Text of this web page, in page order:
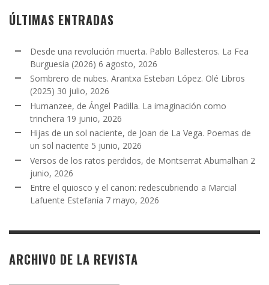
ÚLTIMAS ENTRADAS
Desde una revolución muerta. Pablo Ballesteros. La Fea
Burguesía (2026) 6 agosto, 2026
Sombrero de nubes. Arantxa Esteban López. Olé Libros
(2025) 30 julio, 2026
Humanzee, de Ángel Padilla. La imaginación como
trinchera 19 junio, 2026
Hijas de un sol naciente, de Joan de La Vega. Poemas de
un sol naciente 5 junio, 2026
Versos de los ratos perdidos, de Montserrat Abumalhan 2
junio, 2026
Entre el quiosco y el canon: redescubriendo a Marcial
Lafuente Estefanía 7 mayo, 2026
ARCHIVO DE LA REVISTA